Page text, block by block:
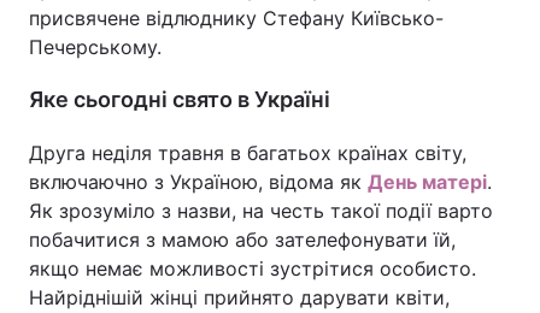
присвячене відлюднику Стефану Київсько-
Печерському.
Яке сьогодні свято в Україні
Друга неділя травня в багатьох країнах світу,
включаючно з Україною, відома як День матері.
Як зрозуміло з назви, на честь такої події варто
побачитися з мамою або зателефонувати їй,
якщо немає можливості зустрітися особисто.
Найріднішій жінці прийнято дарувати квіти,